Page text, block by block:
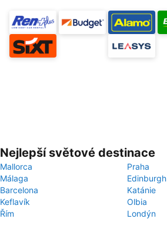
Nejlepší světové destinace
Mallorca
Praha
Málaga
Edinburgh
Barcelona
Katánie
Keflavík
Olbia
Řím
Londýn